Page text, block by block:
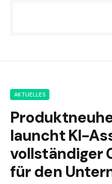
AKTUELLES
launcht KI-
vollständiger
für den